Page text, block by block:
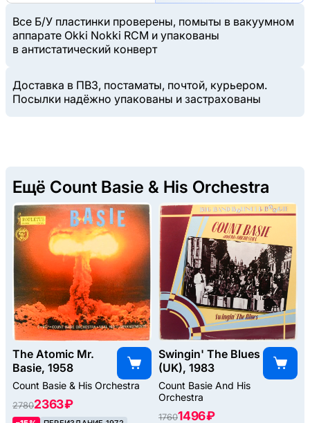
Все Б/У пластинки проверены, помыты в вакуумном
аппарате Okki Nokki RCM и упакованы
в антистатический конверт
Доставка в ПВЗ, постаматы, почтой, курьером.
Посылки надёжно упакованы и застрахованы
Ещё Count Basie & His Orchestra
The Atomic Mr.
Basie, 1958
Count Basie & His Orchestra
27802363 ₽
Swingin' The Blues
(UK), 1983
Count Basie And His
Orchestra
17601496 ₽